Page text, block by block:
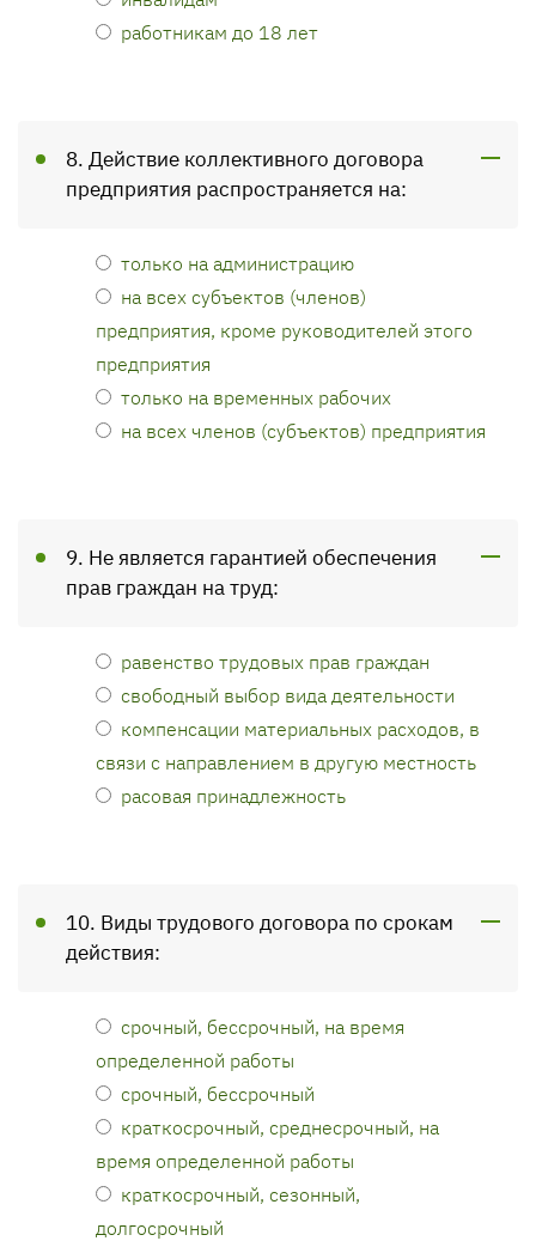
работникам до 18 лет
8. Действие коллективного договора
предприятия распространяется на:
только на администрацию
на всех субъектов (членов)
предприятия, кроме руководителей этого
предприятия
только на временных рабочих
на всех членов (субъектов) предприятия
9. Не является гарантией обеспечения
прав граждан на труд:
равенство трудовых прав граждан
свободный выбор вида деятельности
компенсации материальных расходов, в
связи с направлением в другую местность
расовая принадлежность
10. Виды трудового договора по срокам
действия:
срочный, бессрочный, на время
определенной работы
срочный, бессрочный
краткосрочный, среднесрочный, на
время определенной работы
краткосрочный, сезонный,
долгосрочный